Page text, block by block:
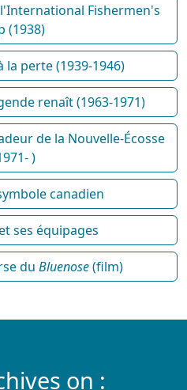
Fishermen's
(1938)
la perte (1939-1946)
renaît (1963-1971)
de la Nouvelle-Écosse
)
canadien
ses équipages
du Bluenose(film)
on :